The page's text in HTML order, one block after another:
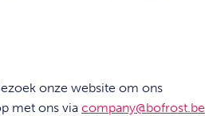
onze website om ons
met ons via company@bofrost.be